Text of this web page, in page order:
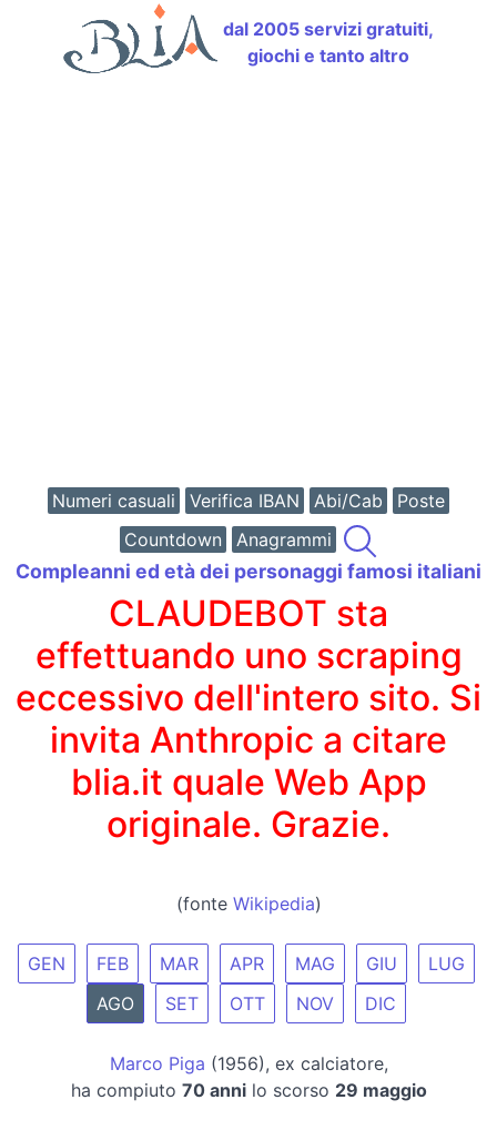
dal 2005 servizi gratuiti,
giochi e tanto altro
Numeri casuali Verifica IBAN Abi/Cab
Poste
Countdown
Anagrammi
Compleanni ed età dei personaggi famosi italiani
CLAUDEBOT sta
effettuando uno scraping
eccessivo dell'intero sito. Si
invita Anthropic a citare
blia.it quale Web App
originale. Grazie.
(fonte Wikipedia)
GEN FEB MAR APR MAG GIU
LUG
AGO
SET OTT NOV DIC
Marco Piga (1956), ex calciatore,
ha compiuto 70 annilo scorso 29 maggio